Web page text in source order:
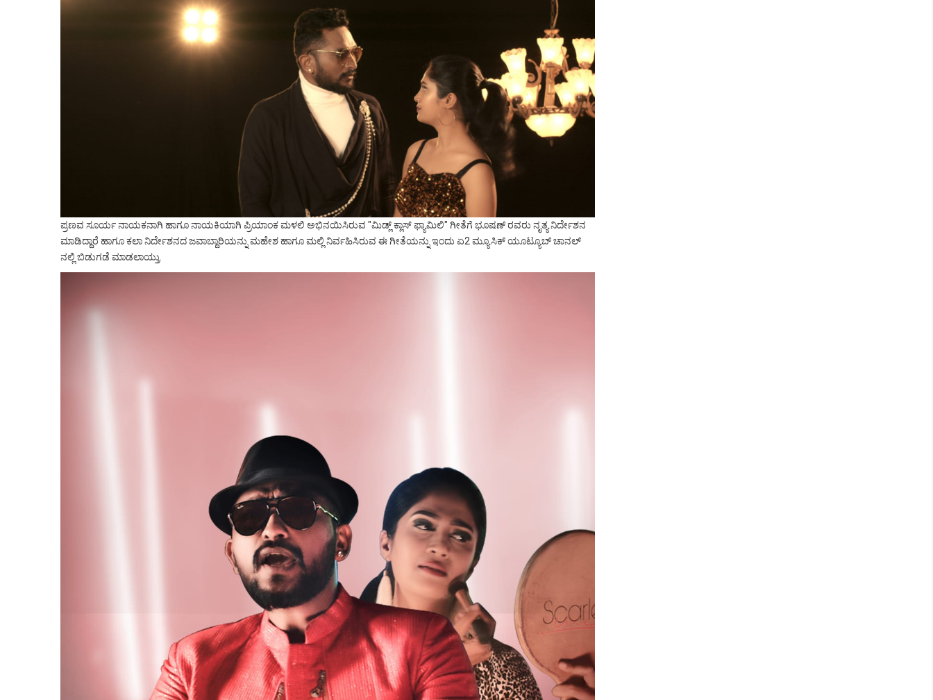
ಪ್ರಣವ ಸೂರ್ಯ ನಾಯಕನಾಗಿ ಹಾಗೂ ನಾಯಕಿಯಾಗಿ ಪ್ರಿಯಾಂಕ ಮಳಲಿ ಅಭಿನಯಿಸಿರುವ "ಮಿಡ್ಲ್ ಕ್ಲಾಸ್ ಫ್ಯಾಮಿಲಿ" ಗೀತೆಗೆ ಭೂಷಣ್ ರವರು ನೃತ್ಯ ನಿರ್ದೇಶನ
ಮಾಡಿದ್ದಾರೆ ಹಾಗೂ ಕಲಾ ನಿರ್ದೇಶನದ ಜವಾಬ್ದಾರಿಯನ್ನು ಮಹೇಶ ಹಾಗೂ ಮಲ್ಲಿ ನಿರ್ವಹಿಸಿರುವ ಈ ಗೀತೆಯನ್ನು ಇಂದು ಏ2 ಮ್ಯೂಸಿಕ್ ಯೂಟ್ಯೂಬ್ ಚಾನಲ್
ನಲ್ಲಿ ಬಿಡುಗಡೆ ಮಾಡಲಾಯ್ತು.